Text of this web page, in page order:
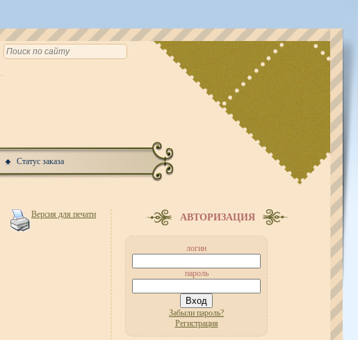
Статус заказа
Версия для печати АВТОРИЗАЦИЯ
логин
пароль
Забыли пароль?
Регистрация